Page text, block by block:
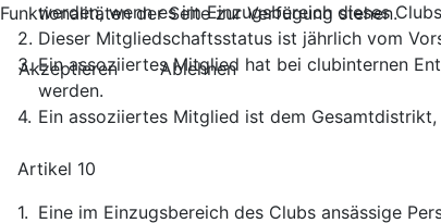
werden, wenn es im Einzugsbereich dieses
2. Dieser Mitgliedschaftsstatus ist jährlich vom
3. Ein assoziiertes Mitglied hat bei clubinternen
werden.
4. Ein assoziiertes Mitglied ist dem
Artikel 10
1. Eine im Einzugsbereich des Clubs ansässige
Funktionalitäten der Seite zur Verfügung stehen.
Akzeptieren
Ablehnen